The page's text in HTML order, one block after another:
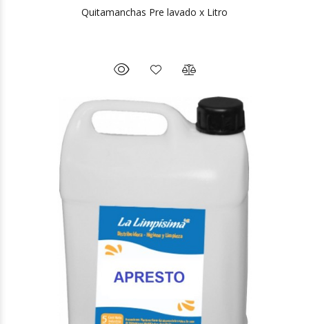
Quitamanchas Pre lavado x Litro